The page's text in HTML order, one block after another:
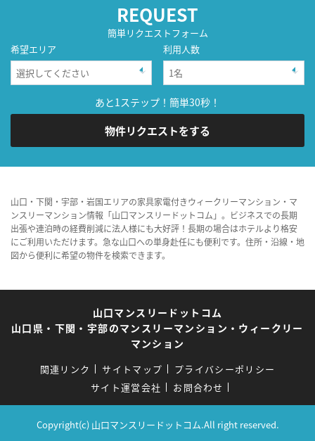
REQUEST
簡単リクエストフォーム
希望エリア
利用人数
あと1ステップ！簡単30秒！
物件リクエストをする
山口・下関・宇部・岩国エリアの家具家電付きウィークリーマンション・マ
ンスリーマンション情報「山口マンスリードットコム」。ビジネスでの長期
出張や連泊時の経費削減に法人様にも大好評！長期の場合はホテルより格安
にご利用いただけます。急な山口への単身赴任にも便利です。住所・沿線・地
図から便利に希望の物件を検索できます。
山口マンスリードットコム
山口県・下関・宇部のマンスリーマンション・ウィークリー
マンション
関連リンク サイトマップ
プライバシーポリシー
サイト運営会社
お問合わせ
Copyright(c) 山口マンスリードットコム.All right reserved.